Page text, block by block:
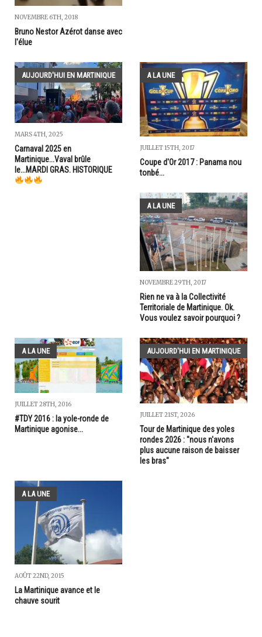
NOVEMBRE 6TH, 2018
Bruno Nestor Azérot danse avec
l'élue
AUJOURD'HUI EN MARTINIQUE
MARS 4TH, 2025
Carnaval 2025 en
Martinique...Vaval brûle
le...MARDI GRAS. HISTORIQUE
A LA UNE
JUILLET 15TH, 2017
Coupe d'Or 2017 : Panama nou
tonbé...
A LA UNE
NOVEMBRE 29TH, 2017
Rien ne va à la Collectivité
Territoriale de Martinique. Ok.
Vous voulez savoir pourquoi ?
A LA UNE
JUILLET 28TH, 2016
#TDY 2016 : la yole-ronde de
Martinique agonise...
AUJOURD'HUI EN MARTINIQUE
JUILLET 21ST, 2026
Tour de Martinique des yoles
rondes 2026 : "nous n'avons
plus aucune raison de baisser
les bras"
A LA UNE
AOÛT 22ND, 2015
La Martinique avance et le
chauve sourit